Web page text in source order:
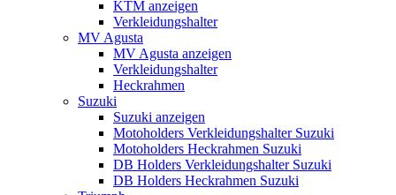
KTM anzeigen
Verkleidungshalter
MV Agusta
MV Agusta anzeigen
Verkleidungshalter
Heckrahmen
Suzuki
Suzuki anzeigen
Motoholders Verkleidungshalter Suzuki
Motoholders Heckrahmen Suzuki
DB Holders Verkleidungshalter Suzuki
DB Holders Heckrahmen Suzuki